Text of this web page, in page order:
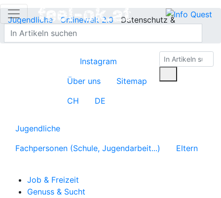
Jugendliche Onlinewelt 2.0
Datenschutz &
Privatsphäre
Instagram
Über uns
Sitemap
CH
DE
Jugendliche
Fachpersonen (Schule, Jugendarbeit...)
Eltern
Job & Freizeit
Genuss & Sucht